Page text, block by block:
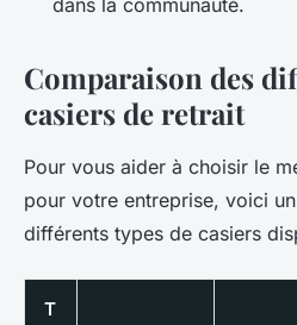
Comparaison des
casiers de retrait
Pour vous aider à choisir le
pour votre entreprise, voici
différents types de casiers
T